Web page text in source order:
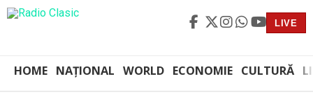
LIVE
HOME NAȚIONAL WORLD ECONOMIE CULTURĂ